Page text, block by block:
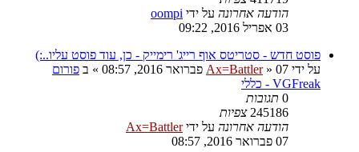
הודעה אחרונה על ידי oompi
03 אפריל 2016, 09:22
פוסט חדש - סטריטס אוף רייג' רימייק - כן, עוד פוסט עליו..:)
על ידי
Ax=Battler» 07 פברואר 2016, 08:57 » ב פורום
VGFreak - כללי
0 תגובות
245186 צפיות
הודעה אחרונה על ידיAx=Battler
07 פברואר 2016, 08:57